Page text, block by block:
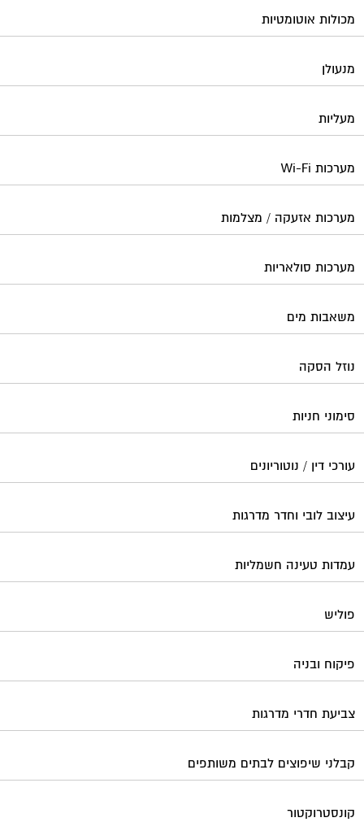
מכולות אוטומטיות
מנעולן
מעליות
מערכות Wi-Fi
מערכות אזעקה / מצלמות
מערכות סולאריות
משאבות מים
נוזל הסקה
סימוני חניות
עורכי דין / נוטוריונים
עיצוב לובי וחדר מדרגות
עמדות טעינה חשמליות
פוליש
פיקוח ובניה
צביעת חדרי מדרגות
קבלני שיפוצים לבתים משותפים
קונסטרוקטור